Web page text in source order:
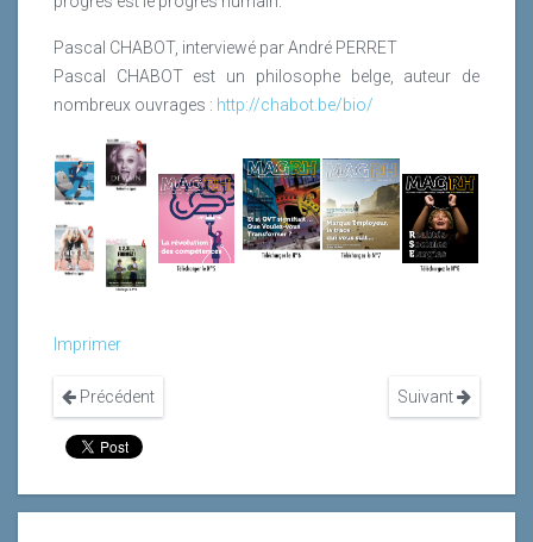
Pascal CHABOT, interviewé par André PERRET
Pascal CHABOT est un philosophe belge, auteur de
nombreux ouvrages : http://chabot.be/bio/
Imprimer
Précédent Suivant